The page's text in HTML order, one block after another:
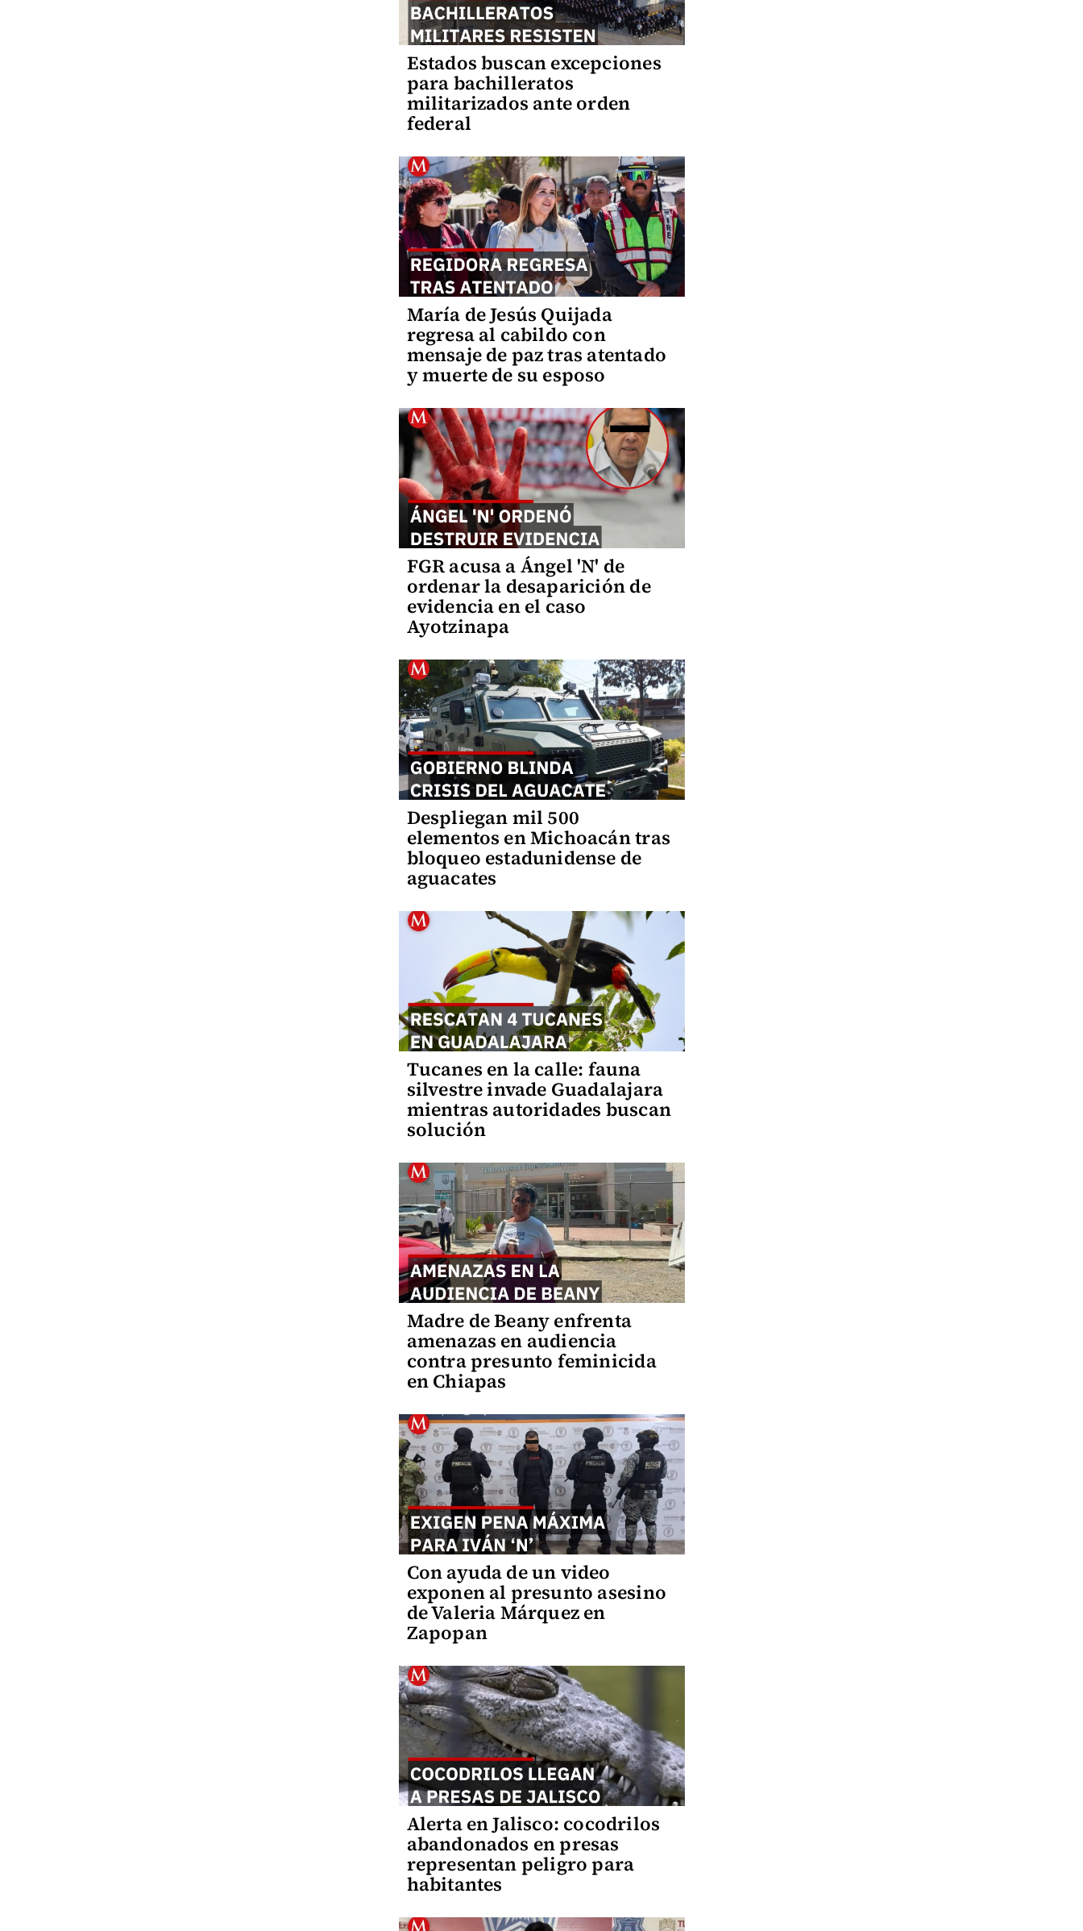
Estados buscan excepciones
para bachilleratos
militarizados ante orden
federal
María de Jesús Quijada
regresa al cabildo con
mensaje de paz tras atentado
y muerte de su esposo
FGR acusa a Ángel 'N' de
ordenar la desaparición de
evidencia en el caso
Ayotzinapa
Despliegan mil 500
elementos en Michoacán tras
bloqueo estadunidense de
aguacates
Tucanes en la calle: fauna
silvestre invade Guadalajara
mientras autoridades buscan
solución
Madre de Beany enfrenta
amenazas en audiencia
contra presunto feminicida
en Chiapas
Con ayuda de un video
exponen al presunto asesino
de Valeria Márquez en
Zapopan
Alerta en Jalisco: cocodrilos
abandonados en presas
representan peligro para
habitantes